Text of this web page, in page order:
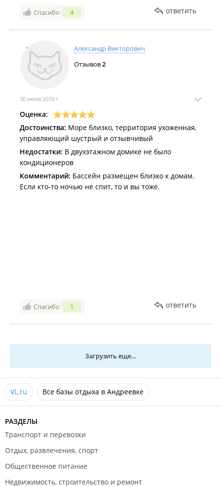
Спасибо 4 ответить
Александр Викторович
Отзывов2
30 июля 2019 г.
Оценка:
Достоинства: Море близко, территория ухоженная,
управляющий шустрый и отзывчивый
Недостатки: В двухэтажном домике не было
кондиционеров
Комментарий: Бассейн размещен близко к домам.
Если кто-то ночью не спит, то и вы тоже.
Спасибо 1 ответить
Загрузить еще...
VL.ru Все базы отдыха в Андреевке
РАЗДЕЛЫ
Транспорт и перевозки
Отдых, развлечения, спорт
Общественное питание
Недвижимость, строительство и ремонт